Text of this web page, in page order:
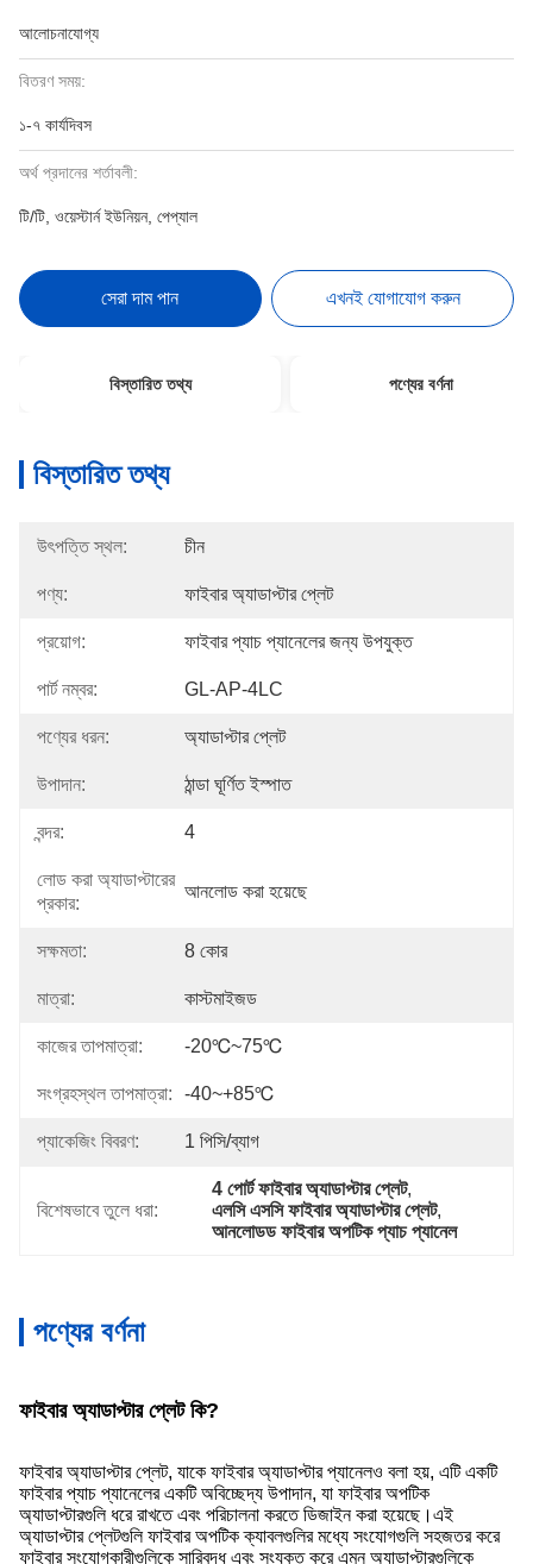
আলোচনাযোগ্য
বিতরণ সময়:
১-৭ কার্যদিবস
অর্থ প্রদানের শর্তাবলী:
টি/টি, ওয়েস্টার্ন ইউনিয়ন, পেপ্যাল
সেরা দাম পান এখনই যোগাযোগ করুন
বিস্তারিত তথ্য পণ্যের বর্ণনা
বিস্তারিত তথ্য
উৎপত্তি স্থল: চীন
পণ্য: ফাইবার অ্যাডাপ্টার প্লেট
প্রয়োগ: ফাইবার প্যাচ প্যানেলের জন্য উপযুক্ত
পার্ট নম্বর: GL-AP-4LC
পণ্যের ধরন: অ্যাডাপ্টার প্লেট
উপাদান: ঠান্ডা ঘূর্ণিত ইস্পাত
বন্দর: 4
লোড করা অ্যাডাপ্টারের
প্রকার:
আনলোড করা হয়েছে
সক্ষমতা: 8 কোর
মাত্রা: কাস্টমাইজড
কাজের তাপমাত্রা: -20℃~75℃
সংগ্রহস্থল তাপমাত্রা: -40~+85℃
প্যাকেজিং বিবরণ: 1 পিসি/ব্যাগ
বিশেষভাবে তুলে ধরা:
4 পোর্ট ফাইবার অ্যাডাপ্টার প্লেট,
এলসি এসসি ফাইবার অ্যাডাপ্টার প্লেট,
আনলোডড ফাইবার অপটিক প্যাচ প্যানেল
পণ্যের বর্ণনা
ফাইবার অ্যাডাপ্টার প্লেট কি?
ফাইবার অ্যাডাপ্টার প্লেট, যাকে ফাইবার অ্যাডাপ্টার প্যানেলও বলা হয়, এটি একটি
ফাইবার প্যাচ প্যানেলের একটি অবিচ্ছেদ্য উপাদান, যা ফাইবার অপটিক
অ্যাডাপ্টারগুলি ধরে রাখতে এবং পরিচালনা করতে ডিজাইন করা হয়েছে।এই
অ্যাডাপ্টার প্লেটগুলি ফাইবার অপটিক ক্যাবলগুলির মধ্যে সংযোগগুলি সহজতর করে
ফাইবার সংযোগকারীগুলিকে সারিবদ্ধ এবং সংযুক্ত করে এমন অ্যাডাপ্টারগুলিকে